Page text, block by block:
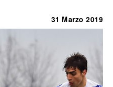
31 Marzo 2019